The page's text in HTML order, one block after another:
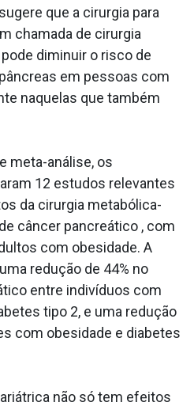
que a cirurgia para
chamada de cirurgia
diminuir o risco de
em pessoas com
naquelas que também
meta-análise, os
12 estudos relevantes
da cirurgia metabólica-
câncer pancreático , com
com obesidade. A
redução de 44% no
entre indivíduos com
tipo 2, e uma redução
com obesidade e diabetes
não só tem efeitos